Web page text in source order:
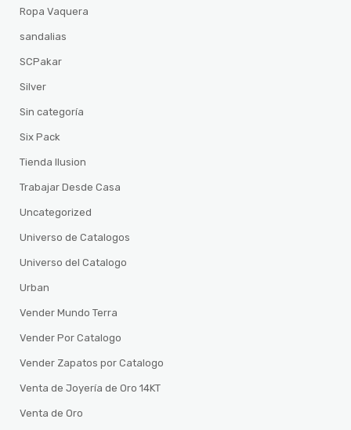
Ropa Vaquera
sandalias
SCPakar
Silver
Sin categoría
Six Pack
Tienda Ilusion
Trabajar Desde Casa
Uncategorized
Universo de Catalogos
Universo del Catalogo
Urban
Vender Mundo Terra
Vender Por Catalogo
Vender Zapatos por Catalogo
Venta de Joyería de Oro 14KT
Venta de Oro